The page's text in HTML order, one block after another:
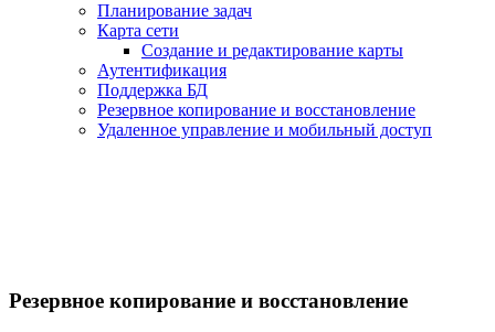
Планирование задач
Карта сети
Создание и редактирование карты
Аутентификация
Поддержка БД
Резервное копирование и восстановление
Удаленное управление и мобильный доступ
Резервное копирование и восстановление